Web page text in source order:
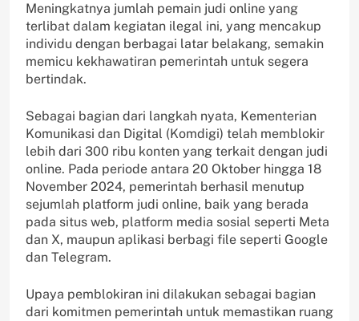
Meningkatnya jumlah pemain judi online yang
terlibat dalam kegiatan ilegal ini, yang mencakup
individu dengan berbagai latar belakang, semakin
memicu kekhawatiran pemerintah untuk segera
bertindak.
Sebagai bagian dari langkah nyata, Kementerian
Komunikasi dan Digital (Komdigi) telah memblokir
lebih dari 300 ribu konten yang terkait dengan judi
online. Pada periode antara 20 Oktober hingga 18
November 2024, pemerintah berhasil menutup
sejumlah platform judi online, baik yang berada
pada situs web, platform media sosial seperti Meta
dan X, maupun aplikasi berbagi file seperti Google
dan Telegram.
Upaya pemblokiran ini dilakukan sebagai bagian
dari komitmen pemerintah untuk memastikan ruang